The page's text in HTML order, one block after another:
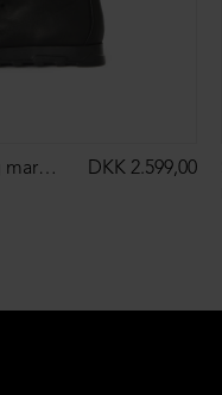
Støvle med snøre og markant syning DKK 2.599,00